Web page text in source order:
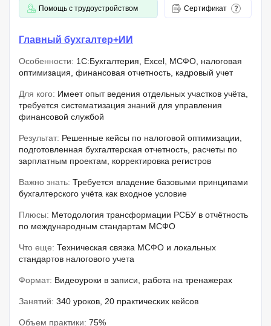
Помощь с трудоустройством Сертификат
Главный бухгалтер+ИИ
Особенности: 1C:Бухгалтерия, Excel, МСФО, налоговая
оптимизация, финансовая отчетность, кадровый учет
Для кого: Имеет опыт ведения отдельных участков учёта,
требуется систематизация знаний для управления
финансовой службой
Результат: Решенные кейсы по налоговой оптимизации,
подготовленная бухгалтерская отчетность, расчеты по
зарплатным проектам, корректировка регистров
Важно знать: Требуется владение базовыми принципами
бухгалтерского учёта как входное условие
Плюсы: Методология трансформации РСБУ в отчётность
по международным стандартам МСФО
Что еще: Техническая связка МСФО и локальных
стандартов налогового учета
Формат: Видеоуроки в записи, работа на тренажерах
Занятий: 340 уроков, 20 практических кейсов
Объем практики: 75%